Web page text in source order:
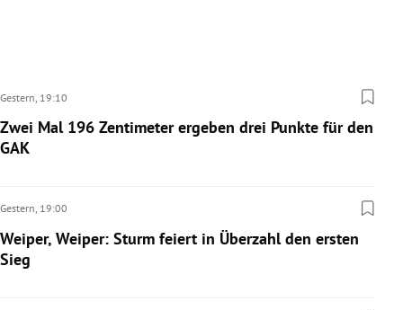
Gestern, 19:10
Zwei Mal 196 Zentimeter ergeben drei Punkte für den
GAK
Gestern, 19:00
Weiper, Weiper: Sturm feiert in Überzahl den ersten
Sieg